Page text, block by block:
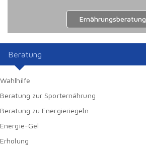
Ernährungsberatung
Beratung
Wahlhilfe
Beratung zur Sporternährung
Beratung zu Energieriegeln
Energie-Gel
Erholung